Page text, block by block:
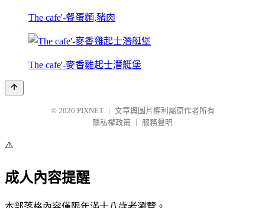
The cafe'-餐蛋麵,豬肉
The cafe'-麥香雞起士潛艇堡
© 2026 PIXNET
文章與圖片權利屬原作者所有
隱私權政策
服務聲明
⚠️
成人內容提醒